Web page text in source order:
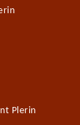
Plerin